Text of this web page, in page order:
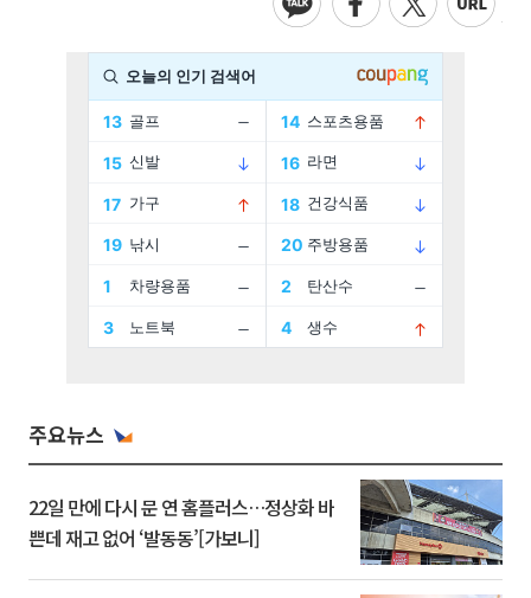
주요뉴스
22일 만에 다시 문 연 홈플러스…정상화 바
쁜데 재고 없어 ‘발동동’[가보니]